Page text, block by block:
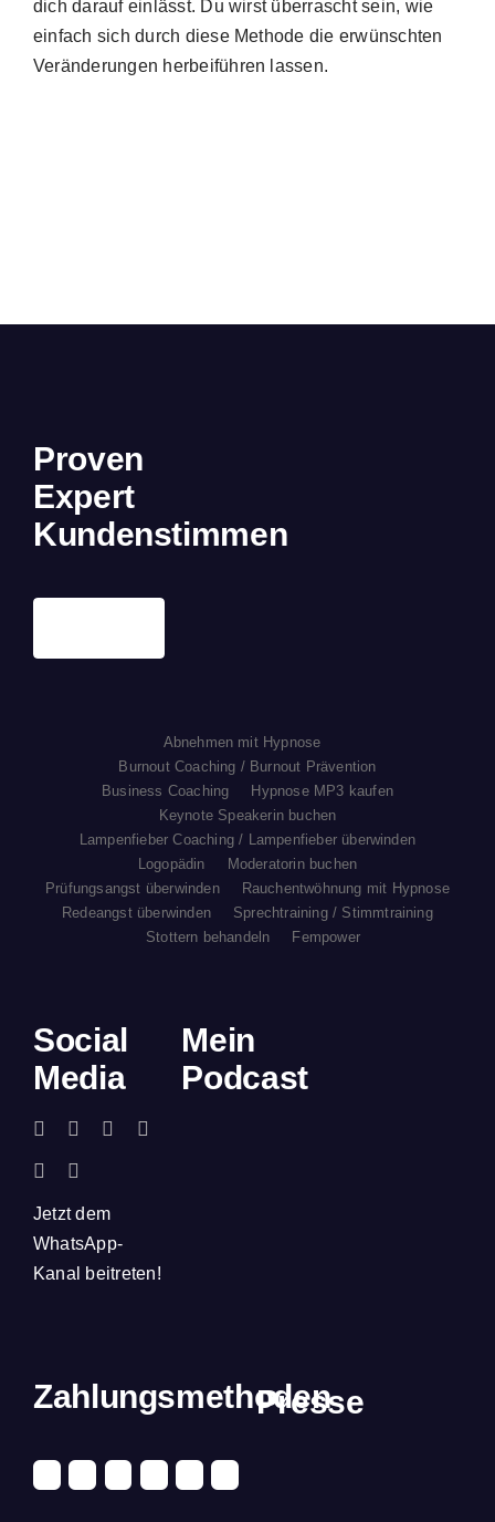
dich darauf einlässt. Du wirst überrascht sein, wie
einfach sich durch diese Methode die erwünschten
Veränderungen herbeiführen lassen.
Social
Media
Jetzt dem
WhatsApp-
Kanal beitreten!
Mein
Podcast
Proven
Expert
Kundenstimmen
Presse
Zahlungsmethoden
Abnehmen mit Hypnose
Burnout Coaching / Burnout Prävention
Business Coaching
Hypnose MP3 kaufen
Keynote Speakerin buchen
Lampenfieber Coaching / Lampenfieber überwinden
Logopädin
Moderatorin buchen
Prüfungsangst überwinden
Rauchentwöhnung mit Hypnose
Redeangst überwinden
Sprechtraining / Stimmtraining
Stottern behandeln
Fempower